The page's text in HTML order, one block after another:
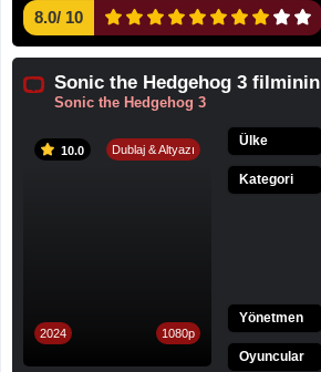
8.0/ 10
Sonic the Hedgehog 3
Sonic the Hedgehog 3
10.0 Dublaj & Altyazı
2024 1080p
Ülke
Kategori
Yönetmen
Oyuncular